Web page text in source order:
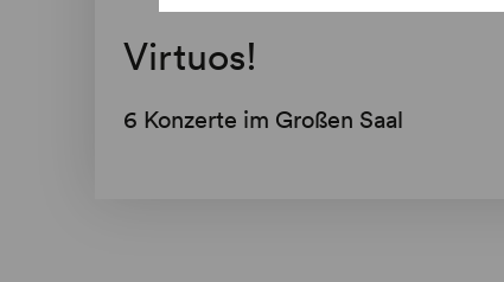
Virtuos!
​6 Konzerte im Großen Saal